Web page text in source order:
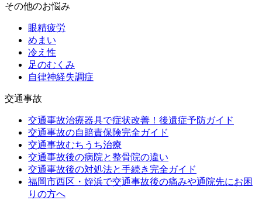
その他のお悩み
眼精疲労
めまい
冷え性
足のむくみ
自律神経失調症
交通事故
交通事故治療器具で症状改善！後遺症予防ガイド
交通事故の自賠責保険完全ガイド
交通事故むちうち治療
交通事故後の病院と整骨院の違い
交通事故後の対処法と手続き完全ガイド
福岡市西区・姪浜で交通事故後の痛みや通院先にお困
りの方へ